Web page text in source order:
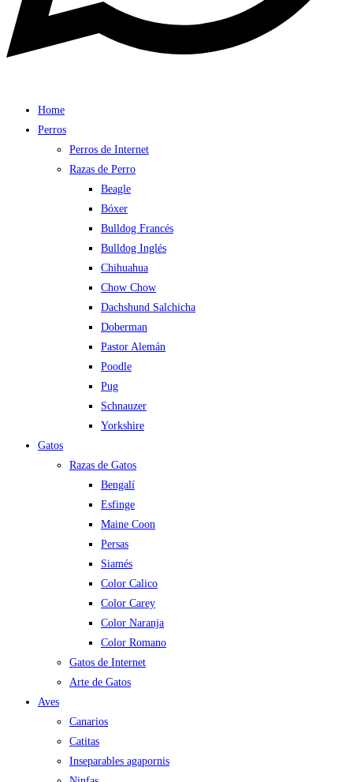
Home
Perros
Perros de Internet
Razas de Perro
Beagle
Bóxer
Bulldog Francés
Bulldog Inglés
Chihuahua
Chow Chow
Dachshund Salchicha
Doberman
Pastor Alemán
Poodle
Pug
Schnauzer
Yorkshire
Gatos
Razas de Gatos
Bengalí
Esfinge
Maine Coon
Persas
Siamés
Color Calico
Color Carey
Color Naranja
Color Romano
Gatos de Internet
Arte de Gatos
Aves
Canarios
Catitas
Inseparables agapornis